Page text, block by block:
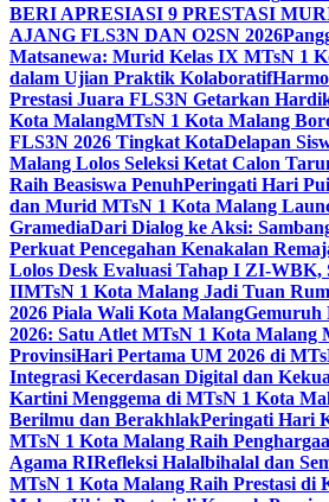
BERI APRESIASI 9 PRESTASI
AJANG FLS3N DAN O2SN 2026
Matsanewa: Murid Kelas IX MTsN 1
dalam Ujian Praktik Kolaboratif
Prestasi Juara FLS3N Getarkan
Kota MalangMTsN 1 Kota Malang
FLS3N 2026 Tingkat KotaDelapan
Malang Lolos Seleksi Ketat Calon
Raih Beasiswa PenuhPeringati Hari
dan Murid MTsN 1 Kota Malang
GramediaDari Dialog ke Aksi:
Perkuat Pencegahan Kenakalan
Lolos Desk Evaluasi Tahap I ZI-WBK,
IIMTsN 1 Kota Malang Jadi Tuan
2026 Piala Wali Kota MalangGemuruh
2026: Satu Atlet MTsN 1 Kota Malang
ProvinsiHari Pertama UM 2026 di
Integrasi Kecerdasan Digital dan
Kartini Menggema di MTsN 1 Kota
Berilmu dan BerakhlakPeringati Hari
MTsN 1 Kota Malang Raih
Agama RIRefleksi Halalbihalal dan
MTsN 1 Kota Malang Raih Prestasi di